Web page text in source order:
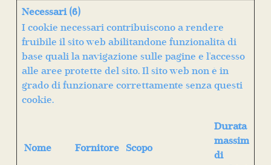
Necessari (6)
I cookie necessari contribuiscono a rendere
fruibile il sito web abilitandone funzionalità di
base quali la navigazione sulle pagine e l'accesso
alle aree protette del sito. Il sito web non è in
grado di funzionare correttamente senza questi
cookie.
Nome Fornitore Scopo
Durata
massima
di